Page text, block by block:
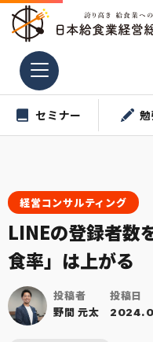
ツ
ス
プ
セミナー
経営コンサルティング
LINEの登録者数
食率」は上がる
投稿者
野間 元太
投稿日